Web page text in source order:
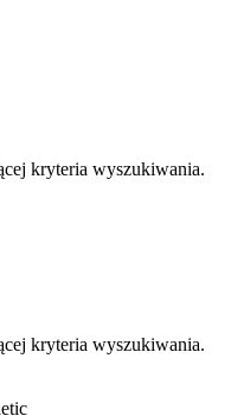
kryteria wyszukiwania.
kryteria wyszukiwania.